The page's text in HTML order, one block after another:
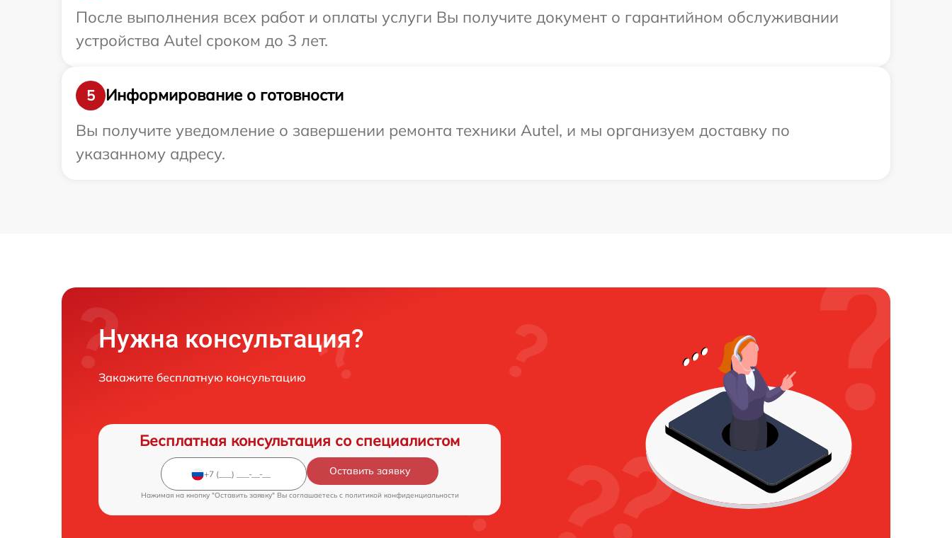
После выполнения всех работ и оплаты услуги Вы получите документ о гарантийном обслуживании
устройства Autel сроком до 3 лет.
5
Информирование о готовности
Вы получите уведомление о завершении ремонта техники Autel, и мы организуем доставку по
указанному адресу.
Нужна консультация?
Закажите бесплатную консультацию
Бесплатная консультация со специалистом
Оставить заявку
Нажимая на кнопку "Оставить заявку" Вы соглашаетесь c политикой конфиденциальности